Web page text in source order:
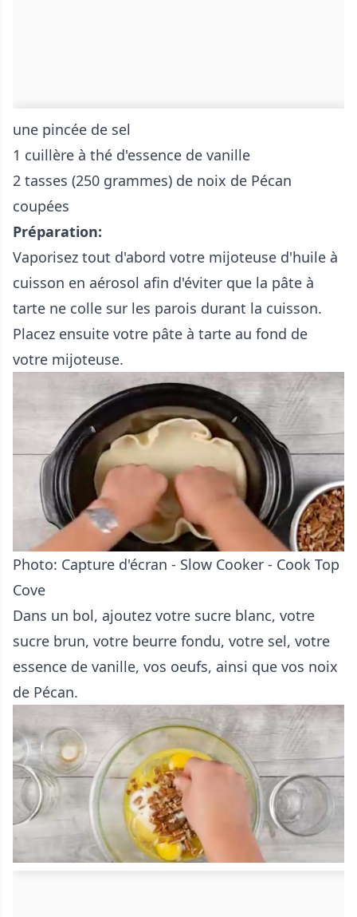
une pincée de sel
1 cuillère à thé d'essence de vanille
2 tasses (250 grammes) de noix de Pécan
coupées
Préparation:
Vaporisez tout d'abord votre mijoteuse d'huile à
cuisson en aérosol afin d'éviter que la pâte à
tarte ne colle sur les parois durant la cuisson.
Placez ensuite votre pâte à tarte au fond de
votre mijoteuse.
Photo: Capture d'écran - Slow Cooker - Cook Top
Cove
Dans un bol, ajoutez votre sucre blanc, votre
sucre brun, votre beurre fondu, votre sel, votre
essence de vanille, vos oeufs, ainsi que vos noix
de Pécan.